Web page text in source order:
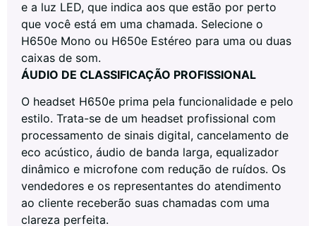
e a luz LED, que indica aos que estão por perto
que você está em uma chamada. Selecione o
H650e Mono ou H650e Estéreo para uma ou duas
caixas de som.
ÁUDIO DE CLASSIFICAÇÃO PROFISSIONAL
O headset H650e prima pela funcionalidade e pelo
estilo. Trata-se de um headset profissional com
processamento de sinais digital, cancelamento de
eco acústico, áudio de banda larga, equalizador
dinâmico e microfone com redução de ruídos. Os
vendedores e os representantes do atendimento
ao cliente receberão suas chamadas com uma
clareza perfeita.